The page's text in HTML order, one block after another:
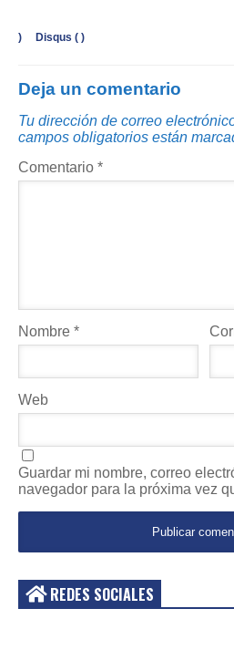
) Disqus ( )
Deja un comentario
Tu dirección de correo
campos obligatorios están
Comentario *
Nombre *
Web
Guardar mi nombre, correo
navegador para la próxima vez
REDES SOCIALES